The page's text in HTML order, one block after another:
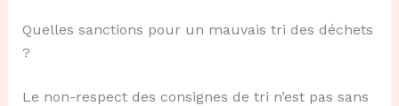
Quelles sanctions pour un mauvais tri des déchets
?
Le non-respect des consignes de tri n’est pas sans